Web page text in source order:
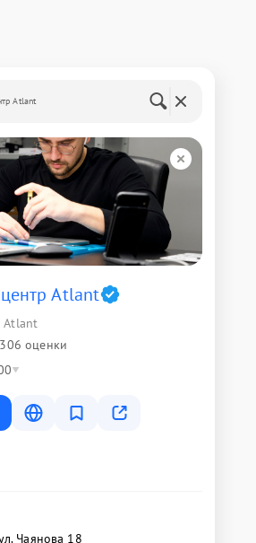
Atlant
Atlant
Atlant
306 оценки
Чаянова 18